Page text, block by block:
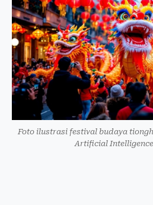
Foto ilustrasi festival budaya
Artificial